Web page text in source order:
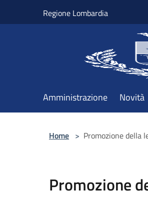
Regione Lombardia
Amministrazione Novità
Home > Promozione della
Promozione